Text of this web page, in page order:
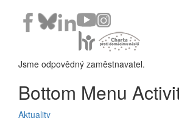
Jsme odpovědný zaměstnavatel.
Bottom Menu
Aktuality